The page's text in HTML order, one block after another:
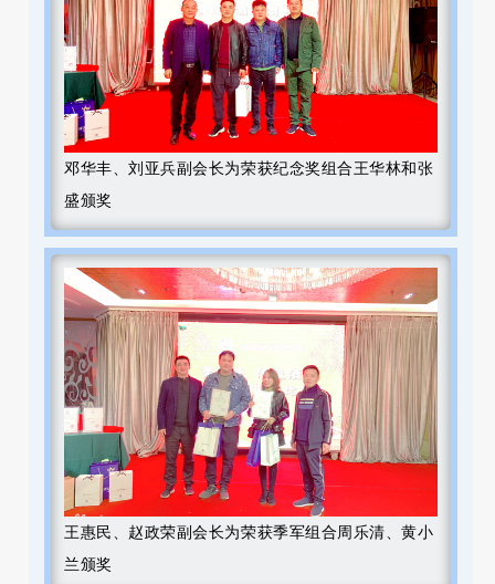
邓华丰、刘亚兵副会长为荣获纪念奖组合王华林和张
盛颁奖
王惠民、赵政荣副会长为荣获季军组合周乐清、黄小
兰颁奖